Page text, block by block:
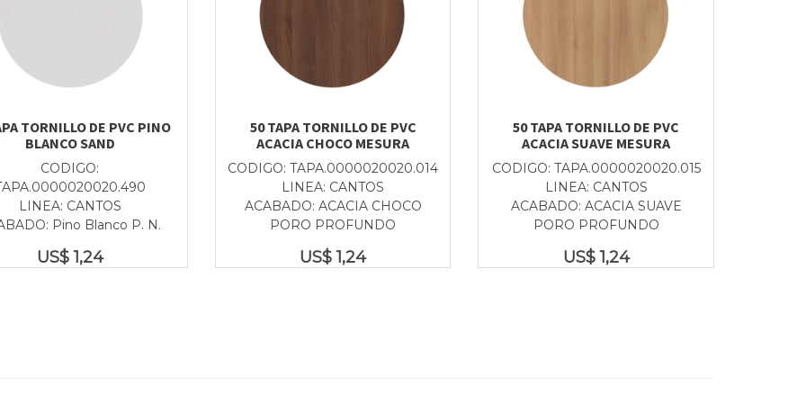
TORNILLO DE PVC PINO
BLANCO SAND
CODIGO:
LINEA: CANTOS
Pino Blanco P. N.
US$1,24
50 TAPA TORNILLO DE PVC
ACACIA CHOCO MESURA
CODIGO: TAPA.0000020020.014
LINEA: CANTOS
ACABADO: ACACIA CHOCO
PORO PROFUNDO
US$1,24
50 TAPA TORNILLO DE PVC
ACACIA SUAVE MESURA
CODIGO: TAPA.0000020020.015
LINEA: CANTOS
ACABADO: ACACIA SUAVE
PORO PROFUNDO
US$1,24